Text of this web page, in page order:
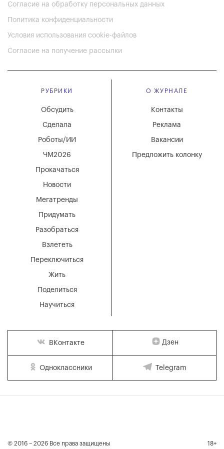
Согласие на обработку персональных данных
Политика конфиденциальности
Условия использования cookie-файлов
Согласие на получение рассылки
РУБРИКИ
Мегатренды
Придумать
Разобраться
Взлететь
Новости
Переключиться
Жить
Поделиться
Научиться
Обсудить
Сделала
Роботы/ИИ
ЧМ2026
Прокачаться
О ЖУРНАЛЕ
Вакансии
Реклама
Контакты
Предложить колонку
ВКонтакте Дзен
Одноклассники Telegram
© 2016 – 2026 Все права защищены 18+